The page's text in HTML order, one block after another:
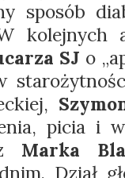
sposób
kolejnych
SJ o
picia i
Marka
Dział